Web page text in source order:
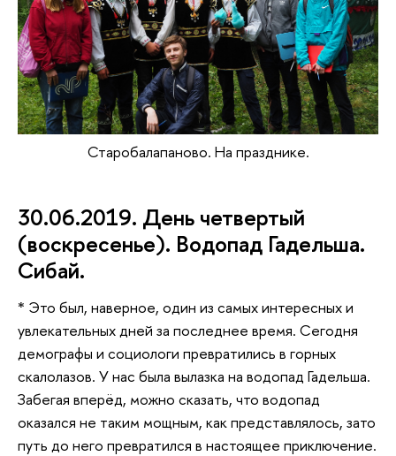
Старобалапаново. На празднике.
30.06.2019. День четвертый
(воскресенье). Водопад Гадельша.
Сибай.
* Это был, наверное, один из самых интересных и
увлекательных дней за последнее время. Сегодня
демографы и социологи превратились в горных
скалолазов. У нас была вылазка на водопад Гадельша.
Забегая вперёд, можно сказать, что водопад
оказался не таким мощным, как представлялось, зато
путь до него превратился в настоящее приключение.